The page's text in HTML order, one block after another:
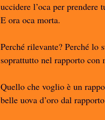
uccidere l’oca per prendere
E ora oca morta.
Perché rilevante? Perché lo
soprattutto nel rapporto con
Quello che voglio è un
belle uova d’oro dal